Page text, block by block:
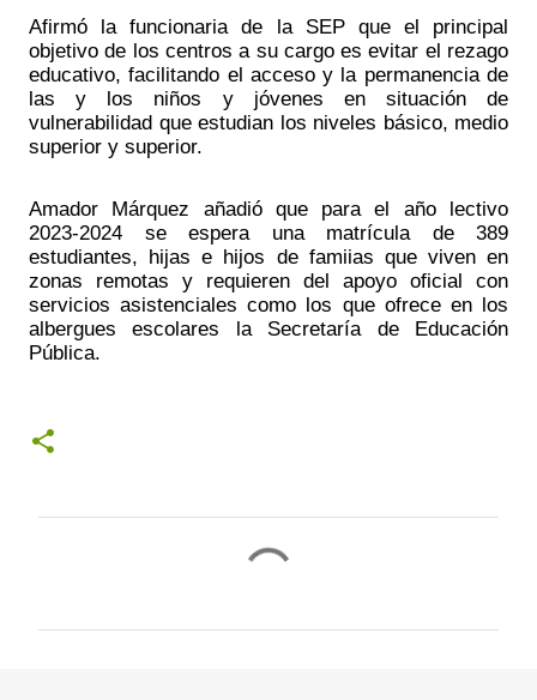
Afirmó la funcionaria de la SEP que el principal
objetivo de los centros a su cargo es evitar el rezago
educativo, facilitando el acceso y la permanencia de
las y los niños y jóvenes en situación de
vulnerabilidad que estudian los niveles básico, medio
superior y superior.
Amador Márquez añadió que para el año lectivo
2023-2024 se espera una matrícula de 389
estudiantes, hijas e hijos de famiias que viven en
zonas remotas y requieren del apoyo oficial con
servicios asistenciales como los que ofrece en los
albergues escolares la Secretaría de Educación
Pública.